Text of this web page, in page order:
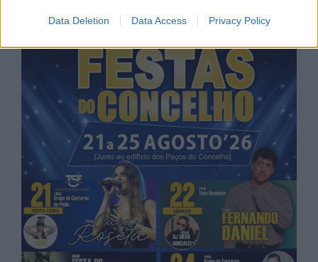
Data Deletion Data Access Privacy Policy